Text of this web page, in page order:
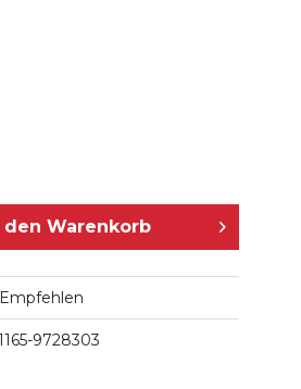
den Warenkorb
Empfehlen
9728303